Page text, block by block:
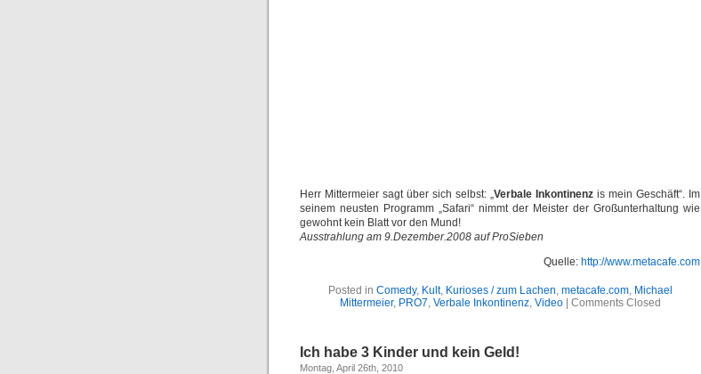
Herr Mittermeier sagt über sich selbst: „Verbale Inkontinenz is mein Geschäft“. Im
seinem neusten Programm „Safari“ nimmt der Meister der Großunterhaltung wie
gewohnt kein Blatt vor den Mund!
Ausstrahlung am 9.Dezember.2008 auf ProSieben
Quelle: http://www.metacafe.com
Posted in Comedy, Kult, Kurioses / zum Lachen, metacafe.com, Michael
Mittermeier, PRO7, Verbale Inkontinenz, Video| Comments Closed
Ich habe 3 Kinder und kein Geld!
Montag, April 26th, 2010